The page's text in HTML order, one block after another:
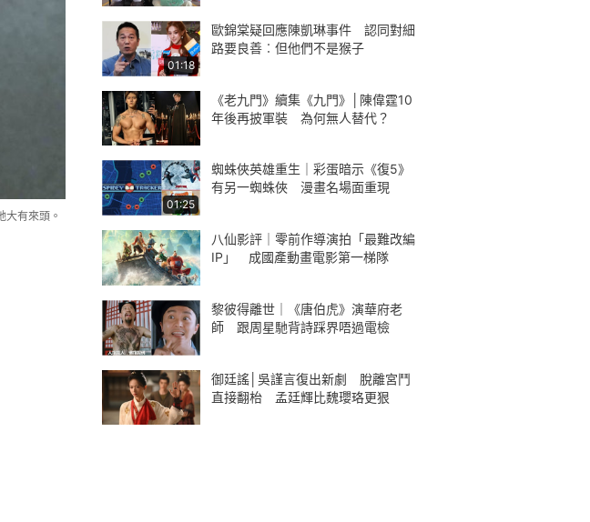
大有來頭。
01:18
歐錦棠疑回應陳凱琳事件 認同對細
路要良善︰但他們不是猴子
《老九門》續集《九門》│陳偉霆10
年後再披軍裝 為何無人替代？
01:25
蜘蛛俠英雄重生｜彩蛋暗示《復5》
有另一蜘蛛俠 漫畫名場面重現
八仙影評｜零前作導演拍「最難改編
IP」 成國產動畫電影第一梯隊
黎彼得離世｜《唐伯虎》演華府老
師 跟周星馳背詩踩界唔過電檢
御廷謠│吳謹言復出新劇 脫離宮鬥
直接翻枱 孟廷輝比魏瓔珞更狠